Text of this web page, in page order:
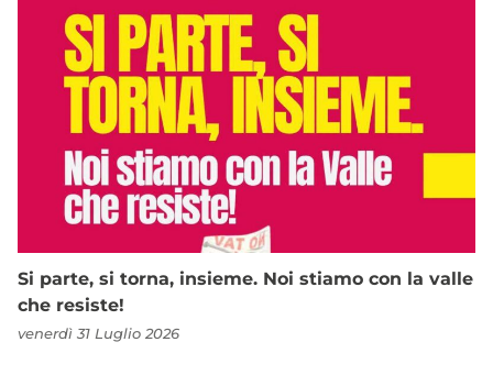
Si parte, si torna, insieme. Noi stiamo con la valle
che resiste!
venerdì 31 Luglio 2026